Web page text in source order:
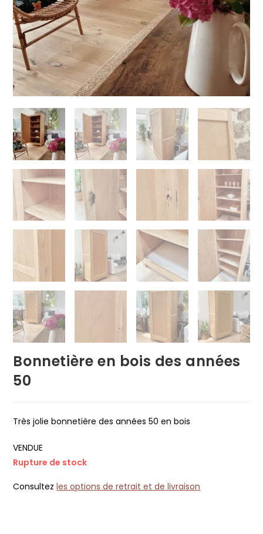
Bonnetière en bois des années
50
Très jolie bonnetière des années 50 en bois
VENDUE
Rupture de stock
Consultezles options de retrait et de livraison